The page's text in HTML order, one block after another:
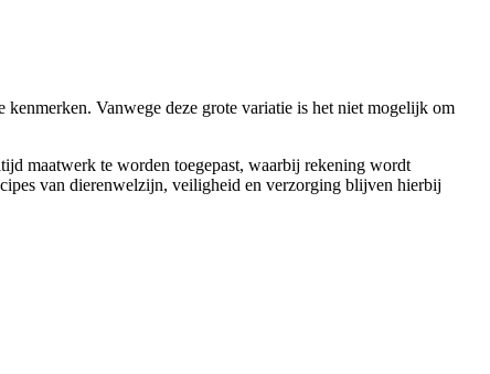
kenmerken. Vanwege deze grote variatie is het niet mogelijk om
maatwerk te worden toegepast, waarbij rekening wordt
van dierenwelzijn, veiligheid en verzorging blijven hierbij